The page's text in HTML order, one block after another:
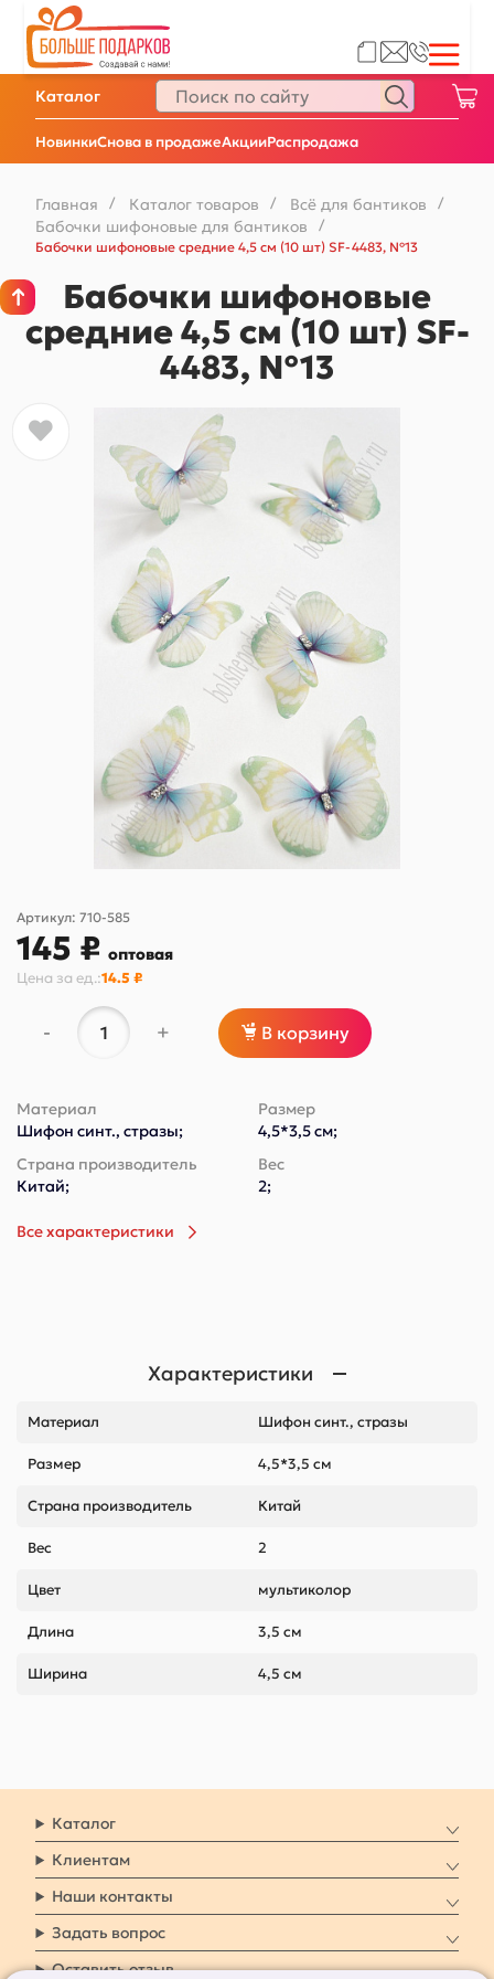
НовинкиСнова в продажеАкцииРаспродажа
Каталог
Главная / Каталог товаров / Всё для бантиков /
Бабочки шифоновые для бантиков
/
Бабочки шифоновые средние 4,5 см (10 шт) SF-4483, №13
Бабочки шифоновые
средние 4,5 см (10 шт) SF-
4483, №13
Артикул: 710-585
145 ₽ оптовая
Цена за ед.:14.5 ₽
- + В корзину
Материал
Шифон синт., стразы;
Размер
4,5*3,5 см;
Страна производитель
Китай;
Вес
2;
Все характеристики
Характеристики
Материал Шифон синт., стразы
Размер 4,5*3,5 см
Страна производитель Китай
Вес 2
Цвет мультиколор
Длина 3,5 см
Ширина 4,5 см
Каталог
Клиентам
Наши контакты
Задать вопрос
Оставить отзыв